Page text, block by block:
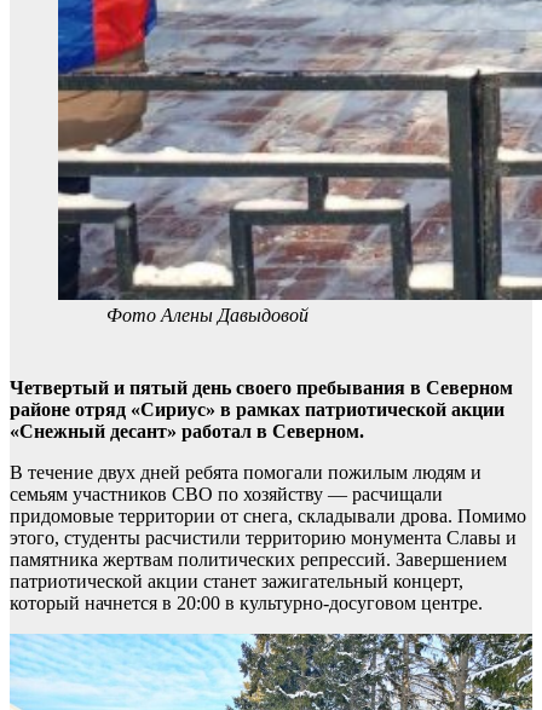
Фото Алены Давыдовой
Четвертый и пятый день своего пребывания в Северном
районе отряд «Сириус» в рамках патриотической акции
«Снежный десант» работал в Северном.
В течение двух дней ребята помогали пожилым людям и
семьям участников СВО по хозяйству — расчищали
придомовые территории от снега, складывали дрова. Помимо
этого, студенты расчистили территорию монумента Славы и
памятника жертвам политических репрессий. Завершением
патриотической акции станет зажигательный концерт,
который начнется в 20:00 в культурно-досуговом центре.